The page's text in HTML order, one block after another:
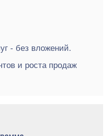
- без вложений.
и роста продаж